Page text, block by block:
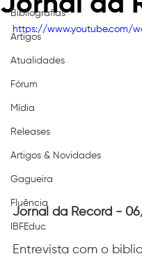
Bibliografias
Artigos
Atualidades
Fórum
Mídia
Releases
Artigos & Novidades
Gagueira
Fluência
IBFEduc
https://www.youtube.com/
Jornal da Record -
Entrevista com o